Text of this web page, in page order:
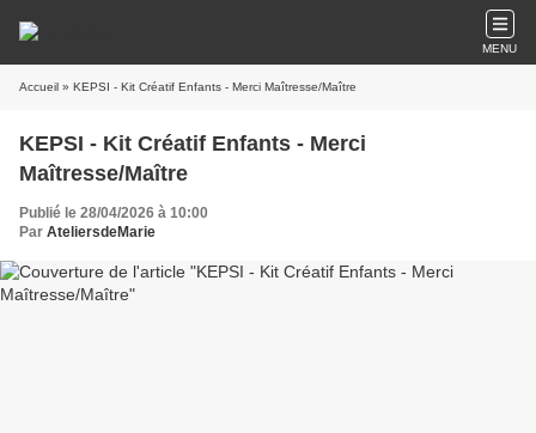
MENU
Accueil » KEPSI - Kit Créatif Enfants - Merci Maîtresse/Maître
KEPSI - Kit Créatif Enfants - Merci
Maîtresse/Maître
Publié le 28/04/2026 à 10:00
Par AteliersdeMarie